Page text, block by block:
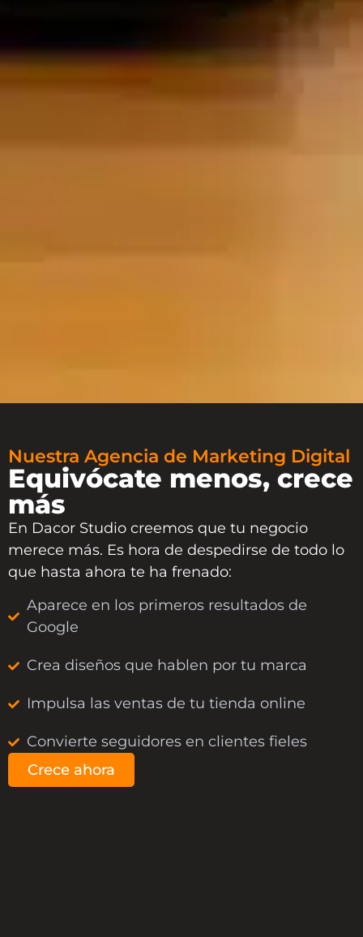
Nuestra Agencia de Marketing Digital
Equivócate menos, crece
más
En Dacor Studio creemos que tu negocio
merece más. Es hora de despedirse de todo lo
que hasta ahora te ha frenado:
Aparece en los primeros resultados de
Google
Crea diseños que hablen por tu marca
Impulsa las ventas de tu tienda online
Convierte seguidores en clientes fieles
Crece ahora